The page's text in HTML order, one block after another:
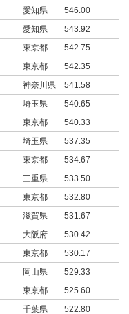
愛知県
546.00
愛知県
543.92
東京都
542.75
東京都
542.35
神奈川県
541.58
埼玉県
540.65
東京都
540.33
埼玉県
537.35
東京都
534.67
三重県
533.50
東京都
532.80
滋賀県
531.67
大阪府
530.42
東京都
530.17
岡山県
529.33
東京都
525.60
千葉県 522.80